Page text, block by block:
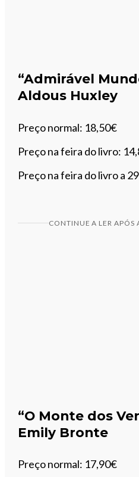
“Admirável
Aldous Huxley
Preço normal: 18,50€
Preço na feira do livro:
Preço na feira do livro a
CONTINUE A LER APÓS
“O Monte dos
Emily Bronte
Preço normal: 17,90€